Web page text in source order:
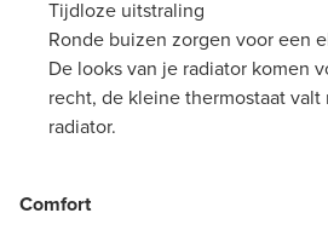
Tijdloze uitstraling
Ronde buizen zorgen voor een
De looks van je radiator komen
recht, de kleine thermostaat
radiator.
Comfort